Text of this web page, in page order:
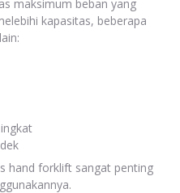
maksimum beban yang
kapasitas, beberapa
hand forklift sangat penting